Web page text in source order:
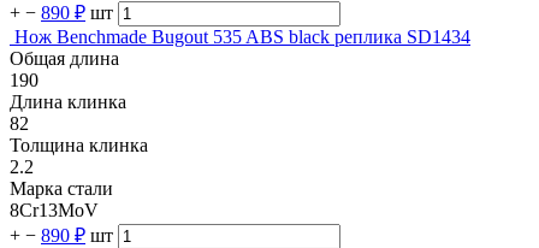
+ − 890 ₽ шт
Нож Benchmade Bugout 535 ABS black реплика SD1434
Общая длина
190
Длина клинка
82
Толщина клинка
2.2
Марка стали
8Cr13MoV
+ − 890 ₽ шт